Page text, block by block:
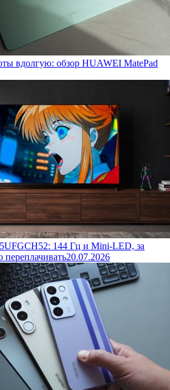
вдолгую: обзор HUAWEI MatePad
144 Гц и Mini-LED, за
20.07.2026